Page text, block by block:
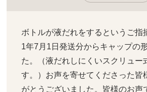
ボトルが液だれをするというご指
1年7月1日発送分からキャップの
た。（液だれしにくいスクリュー
す。）お声を寄せてくださった皆
がとうございました。皆様のお声